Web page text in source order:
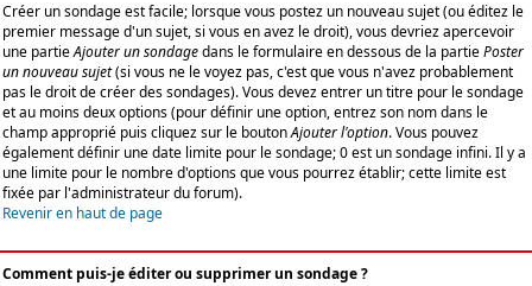
Créer un sondage est facile; lorsque vous postez un nouveau sujet (ou éditez le
premier message d'un sujet, si vous en avez le droit), vous devriez apercevoir
une partieAjouter un sondagedans le formulaire en dessous de la partiePoster
un nouveau sujet(si vous ne le voyez pas, c'est que vous n'avez probablement
pas le droit de créer des sondages). Vous devez entrer un titre pour le sondage
et au moins deux options (pour définir une option, entrez son nom dans le
champ approprié puis cliquez sur le boutonAjouter l'option. Vous pouvez
également définir une date limite pour le sondage; 0 est un sondage infini. Il y a
une limite pour le nombre d'options que vous pourrez établir; cette limite est
fixée par l'administrateur du forum).
Revenir en haut de page
Comment puis-je éditer ou supprimer un sondage ?